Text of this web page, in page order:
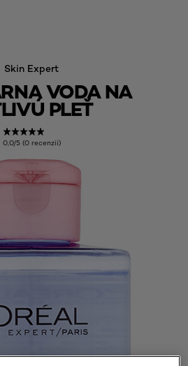
Skin Expert
VODA NA
PLEŤ
0,0/5 (0 recenzií)